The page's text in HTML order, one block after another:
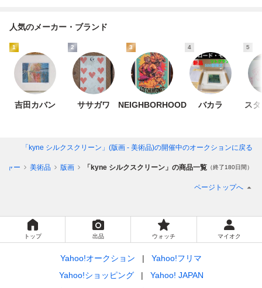
人気のメーカー・ブランド
1
吉田カバン
2
ササガワ
3
NEIGHBORHOOD
4
バカラ
5
ス
「kyne シルクスクリーン」(版画 - 美術品)の開催中のオークションに戻る
ャー 美術品 版画 「kyne シルクスクリーン」の商品一覧 （終了180日間）
ページトップへ
トップ 出品 ウォッチ マイオク
Yahoo!オークション
Yahoo!フリマ
Yahoo!ショッピング
Yahoo! JAPAN